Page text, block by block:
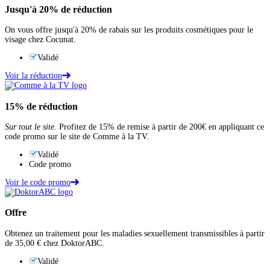
Jusqu'à 20% de réduction
On vous offre jusqu'à 20% de rabais sur les produits cosmétiques pour le
visage chez Cocunat.
Validé
Voir la réduction
15% de réduction
Sur tout le site. Profitez de 15% de remise à partir de 200€ en appliquant ce
code promo sur le site de Comme à la TV.
Validé
Code promo
Voir le code promo
Offre
Obtenez un traitement pour les maladies sexuellement transmissibles à partir
de 35,00 € chez DoktorABC.
Validé